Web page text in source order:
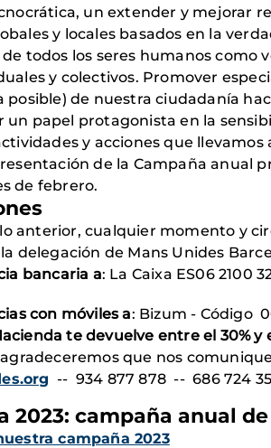
un extender y mejorar
y locales basados en la
todos los seres humanos como
y colectivos. Promover
posible) de nuestra ciudadanía
un papel protagonista en la
y acciones que
de la Campaña anual
de febrero.
anterior, cualquier momento y
delegación de Mans Unides
bancaria a: La Caixa ES06 2100
con móviles a: Bizum - Código
te devuelve entre el 30% y
que nos
-- 934 877 878 -- 686 724
2023: campaña anual
campaña 2023